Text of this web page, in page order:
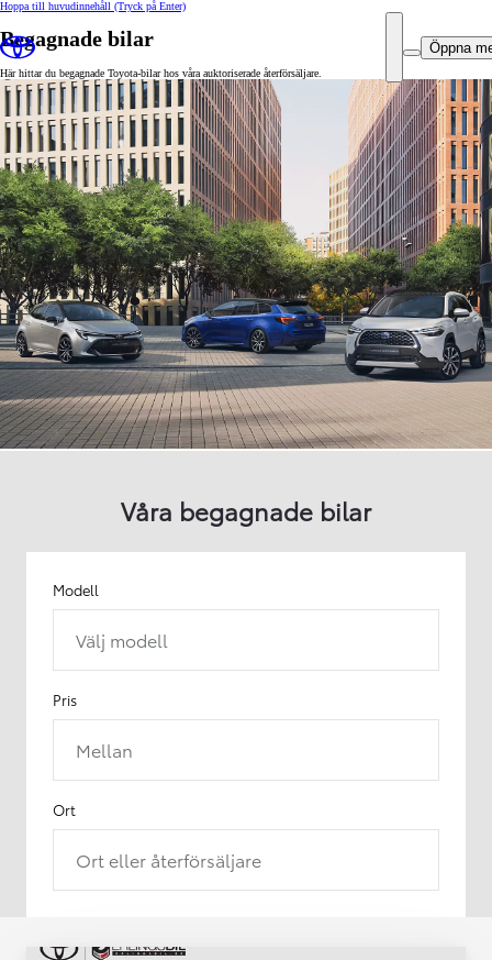
Hoppa till huvudinnehåll (Tryck på Enter)
Öppna
Begagnade bilar
Här hittar du begagnade Toyota-bilar hos våra auktoriserade återförsäljare.
Våra begagnade bilar
Modell
Välj modell
Pris
Mellan
Ort
Ort eller återförsäljare